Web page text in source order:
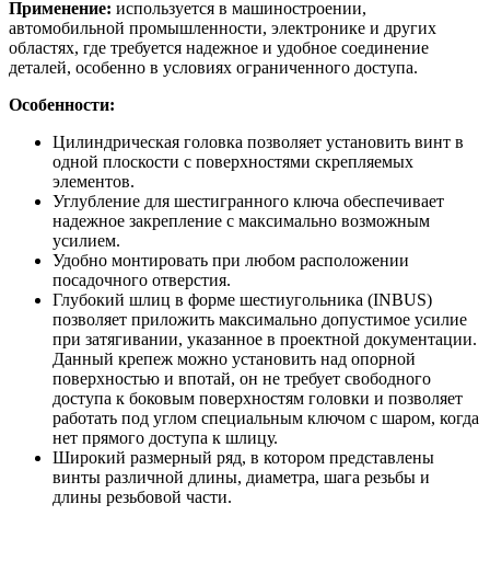
Применение: используется в машиностроении,
автомобильной промышленности, электронике и других
областях, где требуется надежное и удобное соединение
деталей, особенно в условиях ограниченного доступа.
Особенности:
Цилиндрическая головка позволяет установить винт в
одной плоскости с поверхностями скрепляемых
элементов.
Углубление для шестигранного ключа обеспечивает
надежное закрепление с максимально возможным
усилием.
Удобно монтировать при любом расположении
посадочного отверстия.
Глубокий шлиц в форме шестиугольника (INBUS)
позволяет приложить максимально допустимое усилие
при затягивании, указанное в проектной документации.
Данный крепеж можно установить над опорной
поверхностью и впотай, он не требует свободного
доступа к боковым поверхностям головки и позволяет
работать под углом специальным ключом с шаром, когда
нет прямого доступа к шлицу.
Широкий размерный ряд, в котором представлены
винты различной длины, диаметра, шага резьбы и
длины резьбовой части.